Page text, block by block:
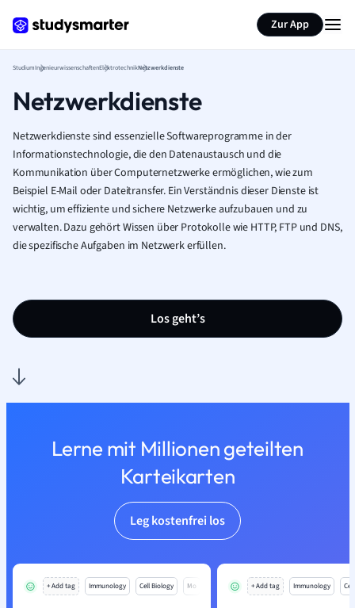
Zur App
StudiumIngenieurwissenschaftenElektrotechnikNetzwerkdienste
Netzwerkdienste
Netzwerkdienste sind essenzielle Softwareprogramme in der
Informationstechnologie, die den Datenaustausch und die
Kommunikation über Computernetzwerke ermöglichen, wie zum
Beispiel E-Mail oder Dateitransfer. Ein Verständnis dieser Dienste ist
wichtig, um effiziente und sichere Netzwerke aufzubauen und zu
verwalten. Dazu gehört Wissen über Protokolle wie HTTP, FTP und DNS,
die spezifische Aufgaben im Netzwerk erfüllen.
Los geht’s
Lerne mit Millionen geteilten
Karteikarten
Leg kostenfrei los
+ Add tag Immunology Cell Biology Mo + Add tag Immunology